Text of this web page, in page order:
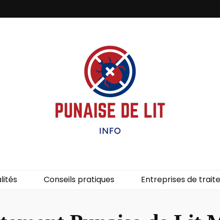
Conseils pratiques Entreprises de